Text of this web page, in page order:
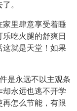
。
家里肆意享受着睡
吃火腿的舒爽日
这就是天堂！如果
是永远不以主观条
永远也逃不开学
怎么节能，有限